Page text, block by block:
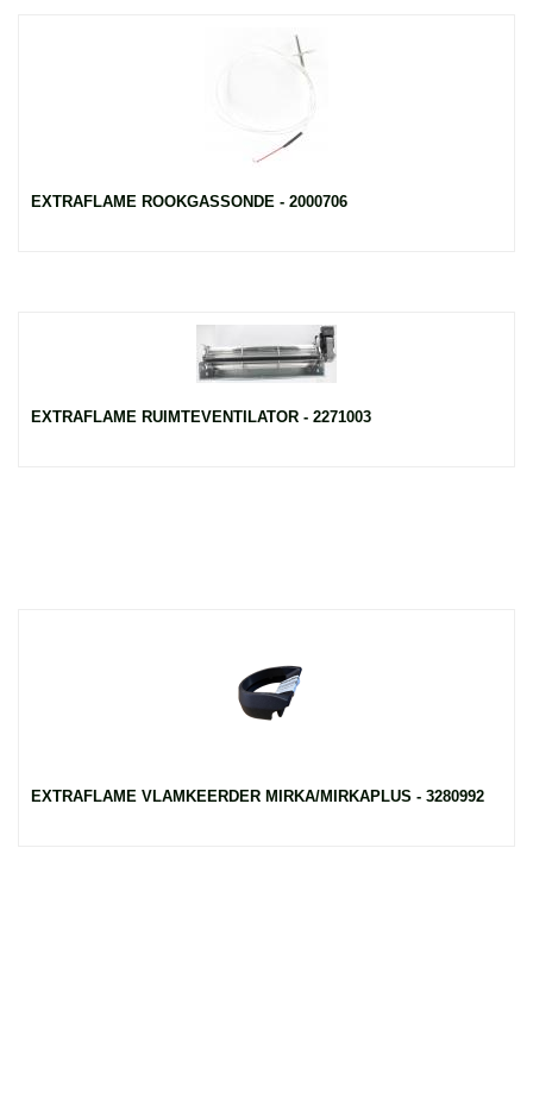
EXTRAFLAME ROOKGASSONDE - 2000706
EXTRAFLAME RUIMTEVENTILATOR - 2271003
EXTRAFLAME VLAMKEERDER MIRKA/MIRKAPLUS - 3280992